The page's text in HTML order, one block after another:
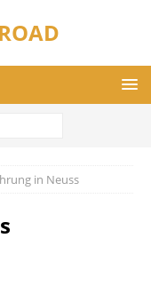
in Neuss